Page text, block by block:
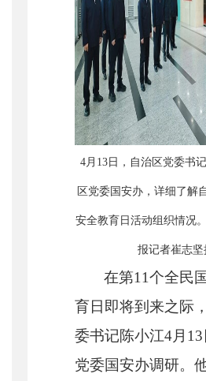
4月13日，自治区党委书
区党委国安办，详细了解
安全教育日活动组织情况
报记者崔志坚
在第11个全民
育日即将到来之际
委书记陈小江4月
党委国安办调研。